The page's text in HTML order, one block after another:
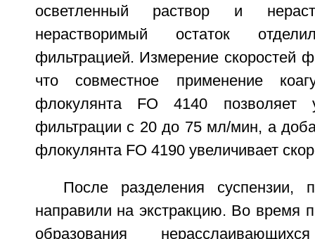
осветленный раствор и
нерастворимый остаток
фильтрацией. Измерение скоростей
что совместное применение
флокулянта FO 4140 позволяет
фильтрации с 20 до 75 мл/мин, а
флокулянта FO 4190 увеличивает
После разделения суспензии,
направили на экстракцию. Во время
образования